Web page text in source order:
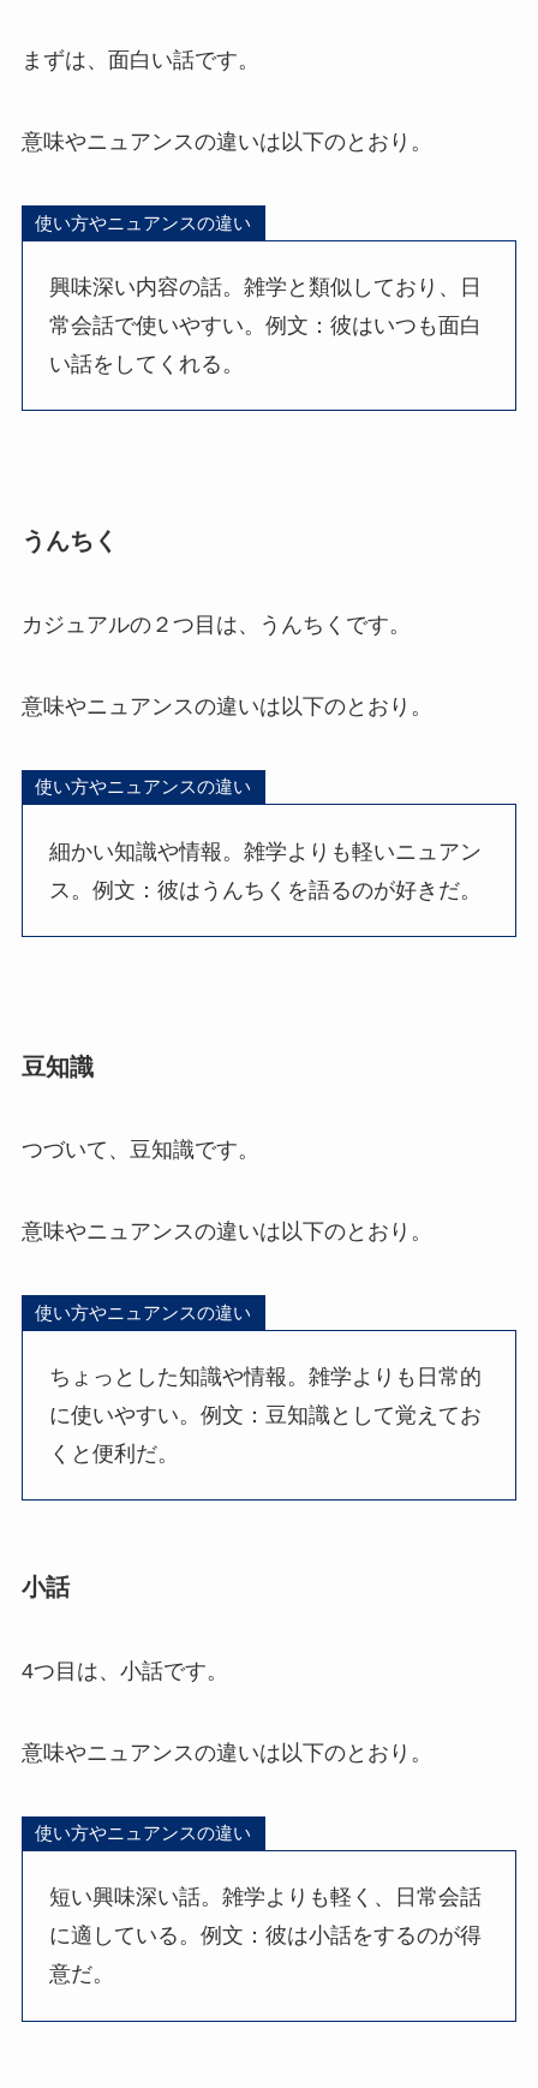
まずは、面白い話です。
意味やニュアンスの違いは以下のとおり。
使い方やニュアンスの違い
興味深い内容の話。雑学と類似しており、日
常会話で使いやすい。例文：彼はいつも面白
い話をしてくれる。
うんちく
カジュアルの２つ目は、うんちくです。
意味やニュアンスの違いは以下のとおり。
使い方やニュアンスの違い
細かい知識や情報。雑学よりも軽いニュアン
ス。例文：彼はうんちくを語るのが好きだ。
豆知識
つづいて、豆知識です。
意味やニュアンスの違いは以下のとおり。
使い方やニュアンスの違い
ちょっとした知識や情報。雑学よりも日常的
に使いやすい。例文：豆知識として覚えてお
くと便利だ。
小話
4つ目は、小話です。
意味やニュアンスの違いは以下のとおり。
使い方やニュアンスの違い
短い興味深い話。雑学よりも軽く、日常会話
に適している。例文：彼は小話をするのが得
意だ。